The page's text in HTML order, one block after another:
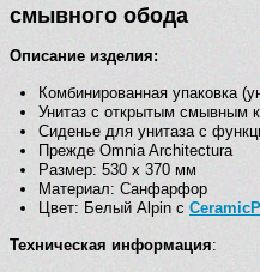
смывного обода
Описание изделия:
Комбинированная упаковка
Унитаз с открытым смывным
Сиденье для унитаза с
Прежде Omnia Architectura
Размер: 530 х 370 мм
Материал: Санфарфор
Цвет: Белый Alpin с
Техническая информация: